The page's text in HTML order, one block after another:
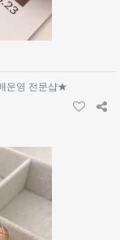
운영 전문샵★